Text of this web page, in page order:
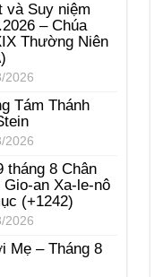
và Suy niệm
– Chúa
Thường Niên
2026
Tám Thánh
2026
tháng 8 Chân
an Xa-le-nô
(+1242)
2026
Mẹ – Tháng 8